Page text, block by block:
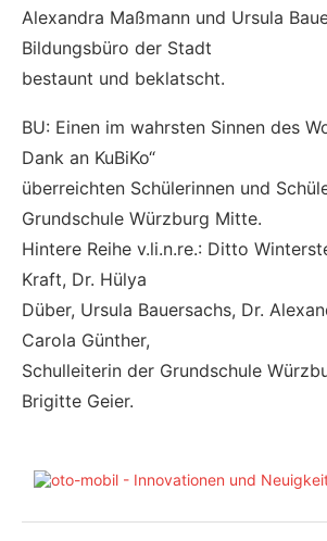
Alexandra Maßmann und Ursula
Bildungsbüro der Stadt
bestaunt und beklatscht.
BU: Einen im wahrsten Sinnen des
Dank an KuBiKo“
überreichten Schülerinnen und
Grundschule Würzburg Mitte.
Hintere Reihe v.li.n.re.: Ditto
Kraft, Dr. Hülya
Düber, Ursula Bauersachs, Dr.
Carola Günther,
Schulleiterin der Grundschule
Brigitte Geier.